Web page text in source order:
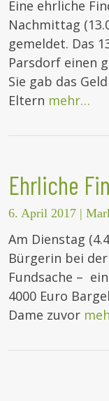
Eine ehrliche
Nachmittag
gemeldet. Das
Parsdorf einen
Sie gab das
Eltern mehr…
Ehrliche
6. April 2017 |
Am Dienstag
Bürgerin bei
Fundsache –
4000 Euro
Dame zuvor